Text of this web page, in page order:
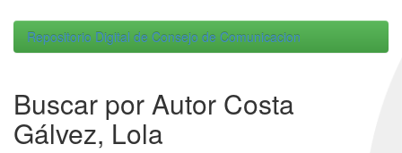
Repositorio Digital de Consejo de Comunicacion
Buscar por Autor Costa
Gálvez, Lola